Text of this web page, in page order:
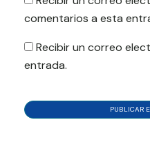
comentarios a esta
Recibir un correo
entrada.